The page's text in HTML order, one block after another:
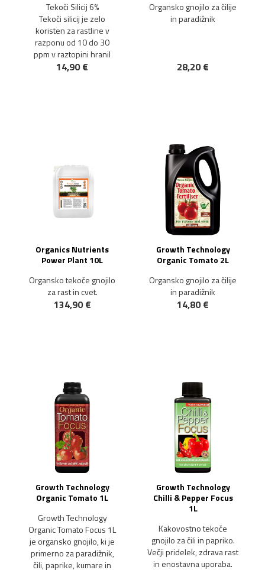
Tekoči Silicij 6%
Tekoči silicij je zelo
koristen za rastline v
razponu od 10 do 30
ppm v raztopini hranil
14,90 €
Organsko gnojilo za čilije
in paradižnik
28,20 €
Organics Nutrients
Power Plant 10L
Organsko tekoče gnojilo
za rast in cvet.
134,90 €
Growth Technology
Organic Tomato 2L
Organsko gnojilo za čilije
in paradižnik
14,80 €
Growth Technology
Organic Tomato 1L
Growth Technology
Organic Tomato Focus 1L
je organsko gnojilo, ki je
primerno za paradižnik,
čili, paprike, kumare in
Growth Technology
Chilli & Pepper Focus
1L
Kakovostno tekoče
gnojilo za čili in papriko.
Večji pridelek, zdrava rast
in enostavna uporaba.